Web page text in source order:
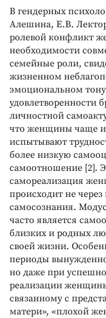
В гендерных
Алешина, Е.В.
ролевой конфликт
необходимости
семейные роли,
жизненном
эмоциональном
удовлетворенности
личностной
что женщины чаще
испытывают
более низкую
самоотношение [2].
самореализация
происходит не
самосознания.
часто является
близких и родных
своей жизни.
периоды
но даже при
реализации
связанному с
матери», «плохой